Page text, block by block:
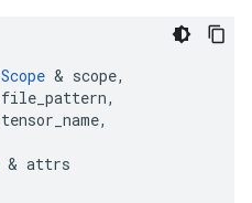
Scope & scope,
file_pattern,
tensor_name,
& attrs